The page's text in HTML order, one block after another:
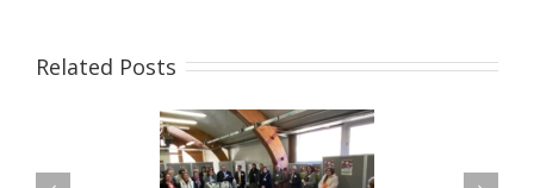
Related Posts